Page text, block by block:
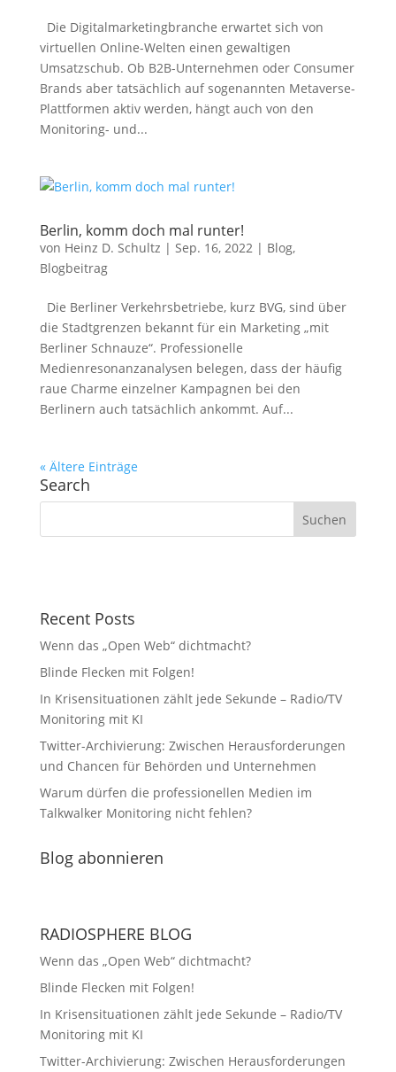
Die Digitalmarketingbranche erwartet sich von
virtuellen Online-Welten einen gewaltigen
Umsatzschub. Ob B2B-Unternehmen oder Consumer
Brands aber tatsächlich auf sogenannten Metaverse-
Plattformen aktiv werden, hängt auch von den
Monitoring- und...
Berlin, komm doch mal runter!
von Heinz D. Schultz | Sep. 16, 2022| Blog,
Blogbeitrag
Die Berliner Verkehrsbetriebe, kurz BVG, sind über
die Stadtgrenzen bekannt für ein Marketing „mit
Berliner Schnauze“. Professionelle
Medienresonanzanalysen belegen, dass der häufig
raue Charme einzelner Kampagnen bei den
Berlinern auch tatsächlich ankommt. Auf...
« Ältere Einträge
Search
Recent Posts
Wenn das „Open Web“ dichtmacht?
Blinde Flecken mit Folgen!
In Krisensituationen zählt jede Sekunde – Radio/TV
Monitoring mit KI
Twitter-Archivierung: Zwischen Herausforderungen
und Chancen für Behörden und Unternehmen
Warum dürfen die professionellen Medien im
Talkwalker Monitoring nicht fehlen?
Blog abonnieren
RADIOSPHERE BLOG
Wenn das „Open Web“ dichtmacht?
Blinde Flecken mit Folgen!
In Krisensituationen zählt jede Sekunde – Radio/TV
Monitoring mit KI
Twitter-Archivierung: Zwischen Herausforderungen